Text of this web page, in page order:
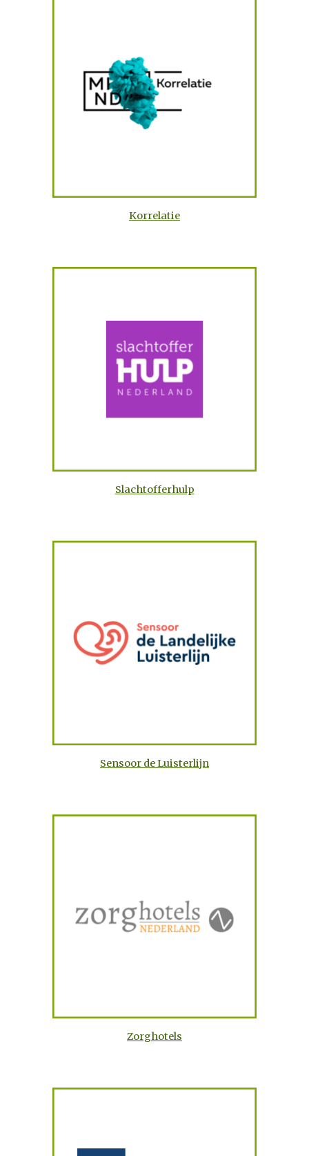
Korrelatie
Slachtofferhulp
Sensoor de Luisterlijn
Zorghotels